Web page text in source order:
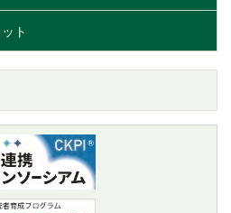
ト